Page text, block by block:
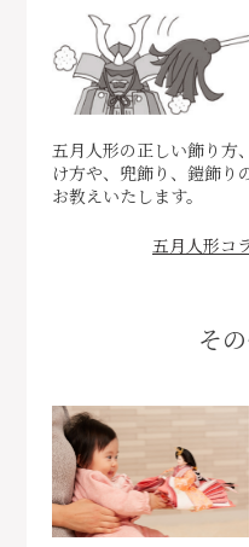
五月人形の正しい飾り方
け方や、兜飾り、鎧飾り
お教えいたします。
五月人形コ
そ